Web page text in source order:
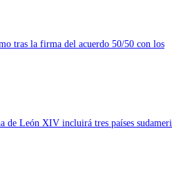
tras la firma del acuerdo 50/50 con los
de León XIV incluirá tres países